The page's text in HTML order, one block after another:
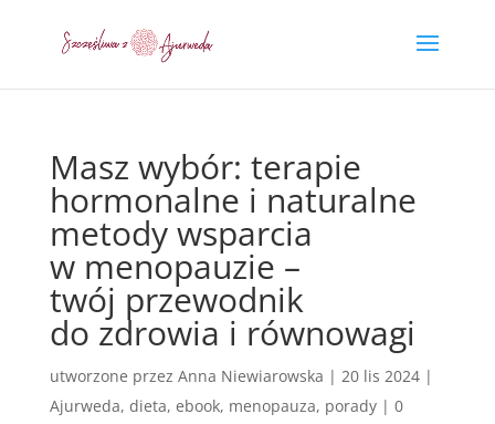
Masz wybór: terapie
hormonalne i naturalne
metody wsparcia
w menopauzie –
twój przewodnik
do zdrowia i równowagi
utworzone przez Anna Niewiarowska | 20 lis 2024|
Ajurweda, dieta, ebook, menopauza, porady| 0